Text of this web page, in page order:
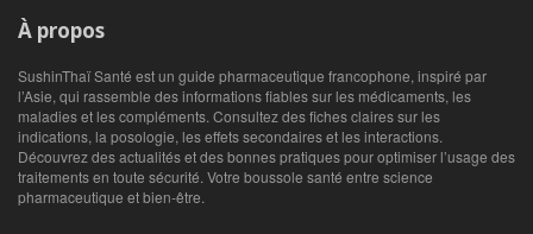
À propos
SushinThaï Santé est un guide pharmaceutique francophone, inspiré par
l’Asie, qui rassemble des informations fiables sur les médicaments, les
maladies et les compléments. Consultez des fiches claires sur les
indications, la posologie, les effets secondaires et les interactions.
Découvrez des actualités et des bonnes pratiques pour optimiser l’usage des
traitements en toute sécurité. Votre boussole santé entre science
pharmaceutique et bien‑être.